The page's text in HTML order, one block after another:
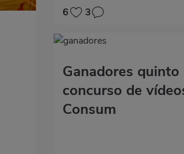
6 3
Ganadores quinto
concurso de
Consum